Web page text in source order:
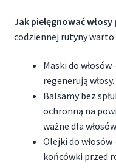
Jak pielęgnować
codziennej rutyny warto
Maski do
regenerują włosy.
Balsamy bez
ochronną na
ważne dla
Olejki do
końcówki przed